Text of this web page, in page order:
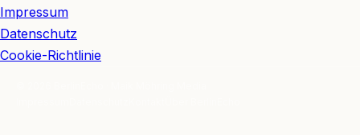
Impressum
Datenschutz
Cookie-Richtlinie